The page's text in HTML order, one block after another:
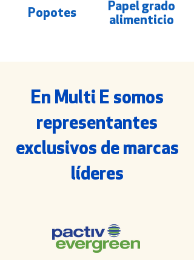
Popotes
Papel grado
alimenticio
En Multi E somos
representantes
exclusivos de marcas
líderes